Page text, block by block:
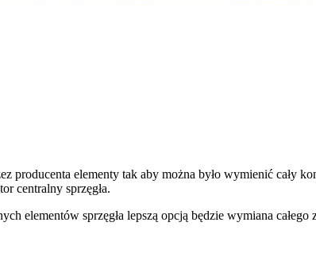
elementy tak aby można było wymienić cały
centralny sprzęgła.
elementów sprzęgła lepszą opcją będzie wymiana